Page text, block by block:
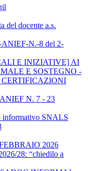
del docente a.s.
N.-8 del 2-
E INIZIATIVE] AI
E SOSTEGNO -
N. 7 - 23
informativo SNALS
2026
28: “chiedilo a